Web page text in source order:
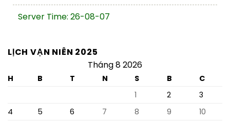
Server Time: 26-08-07
LỊCH VẠN NIÊN 2025
Tháng 8 2026
H B T N S B
C
1
2
3
4
5 6 7 8 9
10